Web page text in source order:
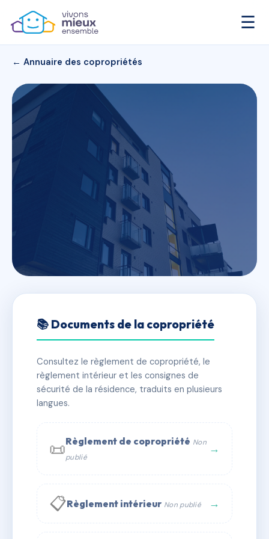
☰
← Annuaire des copropriétés
LES RESIDENCES DU
LEVANT
📍 Morne Morissot, chateauboeuf, 97200 Fort de
France
⚠ IMMATRICULEE_RATTACHEMENT_EXPIRE
📞 Contacter Syndic Digital 💬 WhatsApp
✉ Email
📚 Documents de la copropriété
Consultez le règlement de copropriété, le
règlement intérieur et les consignes de
sécurité de la résidence, traduits en plusieurs
langues.
📜Règlement de copropriété Non
publié
→
📋Règlement intérieur Non publié →